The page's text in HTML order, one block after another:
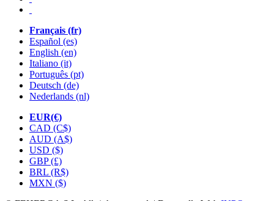
Français (fr)
Español (es)
English (en)
Italiano (it)
Português (pt)
Deutsch (de)
Nederlands (nl)
EUR(€)
CAD (C$)
AUD (A$)
USD ($)
GBP (£)
BRL (R$)
MXN ($)